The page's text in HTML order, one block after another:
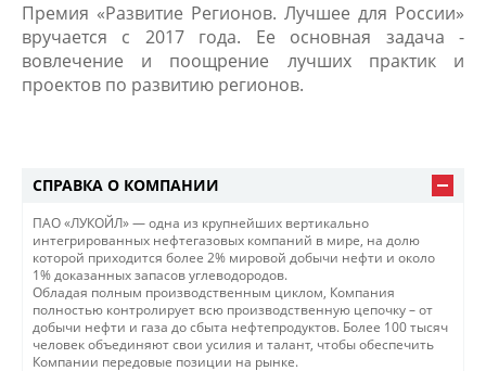
Премия «Развитие Регионов. Лучшее для России»
вручается с 2017 года. Ее основная задача -
вовлечение и поощрение лучших практик и
проектов по развитию регионов.
СПРАВКА О КОМПАНИИ
ПАО «ЛУКОЙЛ» — одна из крупнейших вертикально
интегрированных нефтегазовых компаний в мире, на долю
которой приходится более 2% мировой добычи нефти и около
1% доказанных запасов углеводородов.
Обладая полным производственным циклом, Компания
полностью контролирует всю производственную цепочку – от
добычи нефти и газа до сбыта нефтепродуктов. Более 100 тысяч
человек объединяют свои усилия и талант, чтобы обеспечить
Компании передовые позиции на рынке.